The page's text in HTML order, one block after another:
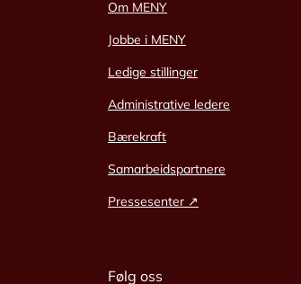
Om MENY
Jobbe i MENY
Ledige stillinger
Administrative ledere
Bærekraft
Samarbeidspartnere
Pressesenter ↗
Følg oss